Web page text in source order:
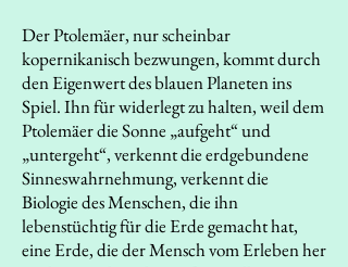
Der Ptolemäer, nur scheinbar
kopernikanisch bezwungen, kommt durch
den Eigenwert des blauen Planeten ins
Spiel. Ihn für widerlegt zu halten, weil dem
Ptolemäer die Sonne „aufgeht“ und
„untergeht“, verkennt die erdgebundene
Sinneswahrnehmung, verkennt die
Biologie des Menschen, die ihn
lebenstüchtig für die Erde gemacht hat,
eine Erde, die der Mensch vom Erleben her